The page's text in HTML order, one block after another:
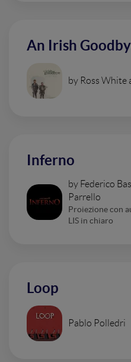
An Irish
by Ross White
Inferno
by Federico
Parrello
Proiezione con
LIS in chiaro
Loop
Pablo Polledri